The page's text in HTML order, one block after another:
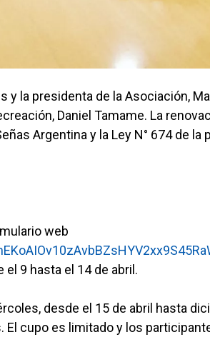
la presidenta de la Asociación,
Daniel Tamame. La
Argentina y la Ley N° 674 de la
web
9 hasta el 14 de abril.
desde el 15 de abril hasta
El cupo es limitado y los